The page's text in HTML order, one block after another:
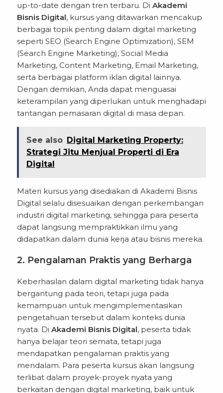
up-to-date dengan tren terbaru. Di Akademi
Bisnis Digital, kursus yang ditawarkan mencakup
berbagai topik penting dalam digital marketing
seperti SEO (Search Engine Optimization), SEM
(Search Engine Marketing), Social Media
Marketing, Content Marketing, Email Marketing,
serta berbagai platform iklan digital lainnya.
Dengan demikian, Anda dapat menguasai
keterampilan yang diperlukan untuk menghadapi
tantangan pemasaran digital di masa depan.
See also Digital Marketing Property:
Strategi Jitu Menjual Properti di Era
Digital
Materi kursus yang disediakan di Akademi Bisnis
Digital selalu disesuaikan dengan perkembangan
industri digital marketing, sehingga para peserta
dapat langsung mempraktikkan ilmu yang
didapatkan dalam dunia kerja atau bisnis mereka.
2. Pengalaman Praktis yang Berharga
Keberhasilan dalam digital marketing tidak hanya
bergantung pada teori, tetapi juga pada
kemampuan untuk mengimplementasikan
pengetahuan tersebut dalam konteks dunia
nyata. Di Akademi Bisnis Digital, peserta tidak
hanya belajar teori semata, tetapi juga
mendapatkan pengalaman praktis yang
mendalam. Para peserta kursus akan langsung
terlibat dalam proyek-proyek nyata yang
berkaitan dengan digital marketing, baik untuk